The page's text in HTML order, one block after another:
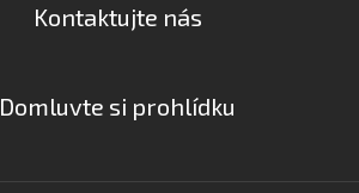
Kontaktujte nás
Domluvte si prohlídku